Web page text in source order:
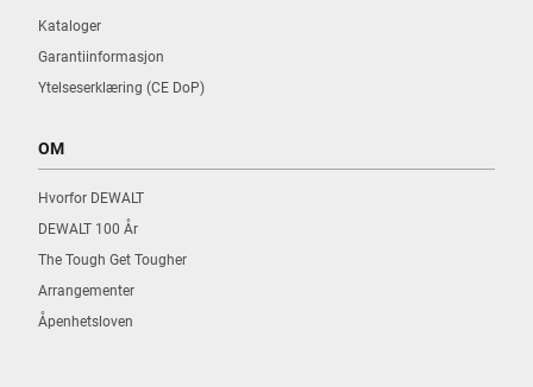
Kataloger
Garantiinformasjon
Ytelseserklæring (CE DoP)
OM
Hvorfor DEWALT
DEWALT 100 År
The Tough Get Tougher
Arrangementer
Åpenhetsloven